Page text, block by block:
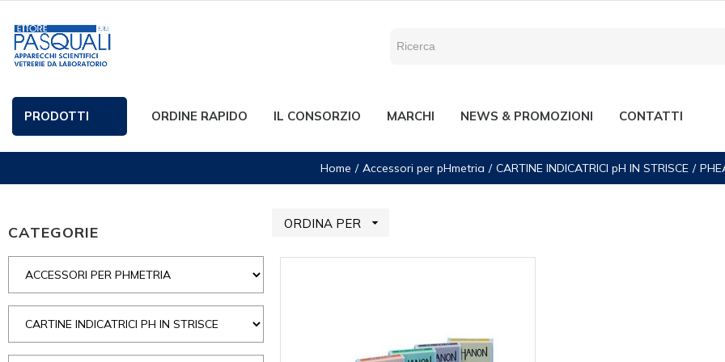
PRODOTTI ORDINE RAPIDO IL CONSORZIO MARCHI NEWS & PROMOZIONI CONTATTI
Home Accessori per pHmetria CARTINE INDICATRICI pH IN STRISCE
CATEGORIE ORDINA PER 